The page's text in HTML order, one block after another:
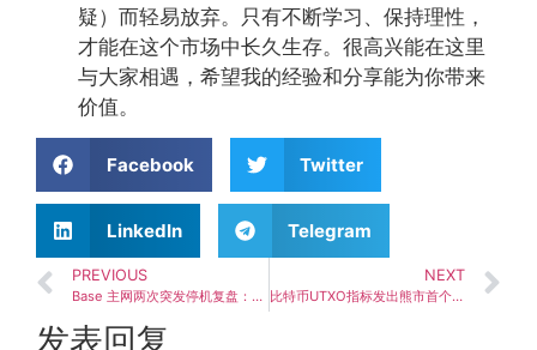
疑）而轻易放弃。只有不断学习、保持理性，
才能在这个市场中长久生存。很高兴能在这里
与大家相遇，希望我的经验和分享能为你带来
价值。
Facebook Twitter
LinkedIn Telegram
PREVIOUS
Base 主网两次突发停机复盘：序列器状态管理Bug导致区块链生产中断
NEXT
比特币UTXO指标发出熊市首个投降信号，暗示进入底部筑底阶段】
发表回复